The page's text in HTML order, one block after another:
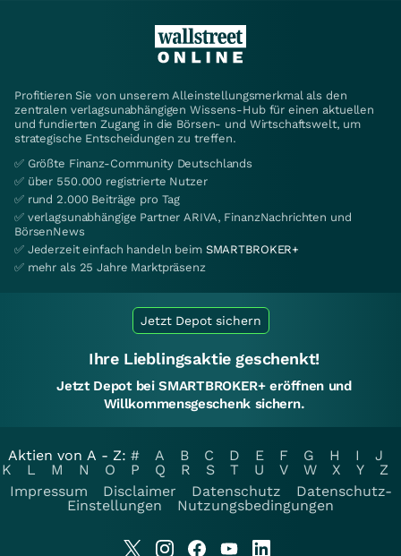
Profitieren Sie von unserem Alleinstellungsmerkmal als den
zentralen verlagsunabhängigen Wissens-Hub für einen aktuellen
und fundierten Zugang in die Börsen- und Wirtschaftswelt, um
strategische Entscheidungen zu treffen.
✅ Größte Finanz-Community Deutschlands
✅ über 550.000 registrierte Nutzer
✅ rund 2.000 Beiträge pro Tag
✅ verlagsunabhängige Partner ARIVA, FinanzNachrichten und
BörsenNews
✅ Jederzeit einfach handeln beim SMARTBROKER+
✅ mehr als 25 Jahre Marktpräsenz
Jetzt Depot sichern
Ihre Lieblingsaktie geschenkt!
Jetzt Depot bei SMARTBROKER+ eröffnen und
Willkommensgeschenk sichern.
Aktien von A - Z: # A B C D E F G H I
J
K
L M N O P Q R S T U V W X Y
Z
Impressum
Disclaimer Datenschutz
Datenschutz-
Einstellungen
Nutzungsbedingungen